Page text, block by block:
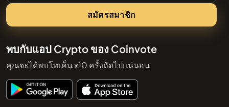
สมัครสมาชิก
พบกับแอป Crypto ของ Coinvote
คุณจะได้พบโทเค็น x10 ครั้งถัดไปแน่นอน